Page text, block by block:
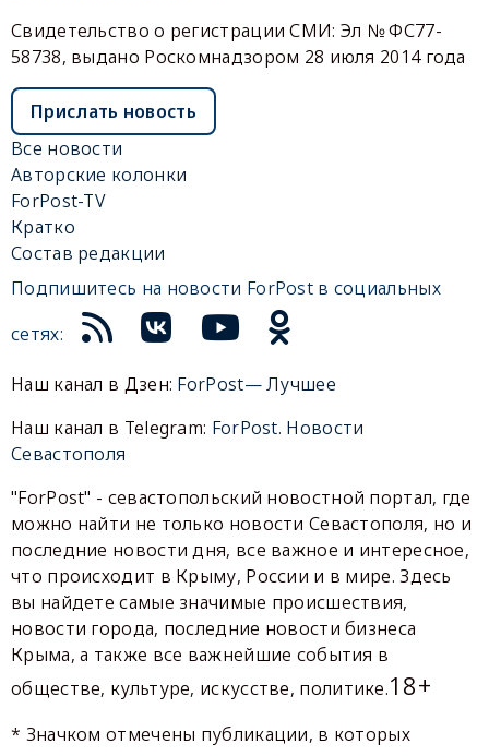
Свидетельство о регистрации СМИ: Эл № ФС77-
58738, выдано Роскомнадзором 28 июля 2014 года
Прислать новость
Все новости
Авторские колонки
ForPost-TV
Кратко
Состав редакции
Подпишитесь на новости ForPost в социальных
сетях:
Наш канал в Дзен: ForPost— Лучшее
Наш канал в Telegram: ForPost. Новости
Севастополя
"ForPost" - севастопольский новостной портал, где
можно найти не только новости Севастополя, но и
последние новости дня, все важное и интересное,
что происходит в Крыму, России и в мире. Здесь
вы найдете самые значимые происшествия,
новости города, последние новости бизнеса
Крыма, а также все важнейшие события в
обществе, культуре, искусстве, политике.18+
* Значком отмечены публикации, в которых